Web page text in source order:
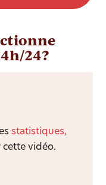
24?
statistiques,
vidéo.